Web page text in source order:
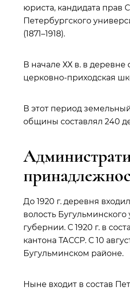
юриста, кандидата прав
Петербургского
(1871–1918).
В начале ХХ в. в
церковно-приходская
В этот период
общины составлял 240
До 1920 г. деревня
волость
губернии. С 1920 г. в
кантона ТАССР. С 10
Бугульминском районе.
Ныне входит в состав